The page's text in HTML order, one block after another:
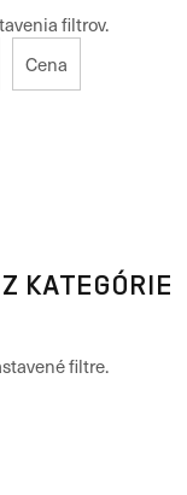
filtrov.
Cena
KATEGÓRIE
filtre.